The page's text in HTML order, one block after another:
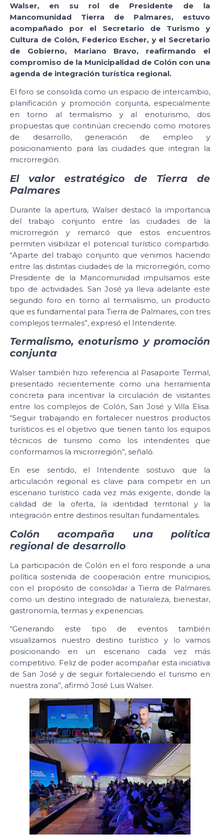
Walser, en su rol de Presidente de la
Mancomunidad Tierra de Palmares, estuvo
acompañado por el Secretario de Turismo y
Cultura de Colón, Federico Escher, y el Secretario
de Gobierno, Mariano Bravo, reafirmando el
compromiso de la Municipalidad de Colón con una
agenda de integración turística regional.
El foro se consolida como un espacio de intercambio,
planificación y promoción conjunta, especialmente
en torno al termalismo y al enoturismo, dos
propuestas que continúan creciendo como motores
de desarrollo, generación de empleo y
posicionamiento para las ciudades que integran la
microrregión.
El valor estratégico de Tierra de
Palmares
Durante la apertura, Walser destacó la importancia
del trabajo conjunto entre las ciudades de la
microrregión y remarcó que estos encuentros
permiten visibilizar el potencial turístico compartido.
“Aparte del trabajo conjunto que venimos haciendo
entre las distintas ciudades de la microrregión, como
Presidente de la Mancomunidad impulsamos este
tipo de actividades. San José ya lleva adelante este
segundo foro en torno al termalismo, un producto
que es fundamental para Tierra de Palmares, con tres
complejos termales”, expresó el Intendente.
Termalismo, enoturismo y promoción
conjunta
Walser también hizo referencia al Pasaporte Termal,
presentado recientemente como una herramienta
concreta para incentivar la circulación de visitantes
entre los complejos de Colón, San José y Villa Elisa.
“Seguir trabajando en fortalecer nuestros productos
turísticos es el objetivo que tienen tanto los equipos
técnicos de turismo como los intendentes que
conformamos la microrregión”, señaló.
En ese sentido, el Intendente sostuvo que la
articulación regional es clave para competir en un
escenario turístico cada vez más exigente, donde la
calidad de la oferta, la identidad territorial y la
integración entre destinos resultan fundamentales.
Colón acompaña una política
regional de desarrollo
La participación de Colón en el foro responde a una
política sostenida de cooperación entre municipios,
con el propósito de consolidar a Tierra de Palmares
como un destino integrado de naturaleza, bienestar,
gastronomía, termas y experiencias.
“Generando este tipo de eventos también
visualizamos nuestro destino turístico y lo vamos
posicionando en un escenario cada vez más
competitivo. Feliz de poder acompañar esta iniciativa
de San José y de seguir fortaleciendo el turismo en
nuestra zona”, afirmó José Luis Walser.